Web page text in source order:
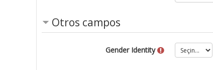
Otros campos
Gender Identity